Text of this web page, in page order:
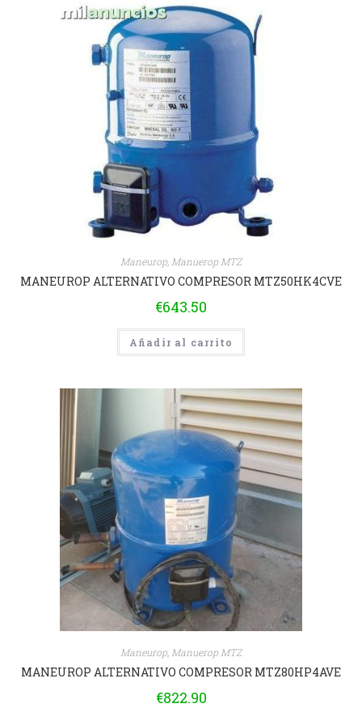
Maneurop, Manuerop MTZ
MANEUROP ALTERNATIVO COMPRESOR MTZ50HK4CVE
€643.50
Añadir al carrito
Maneurop, Manuerop MTZ
MANEUROP ALTERNATIVO COMPRESOR MTZ80HP4AVE
€822.90